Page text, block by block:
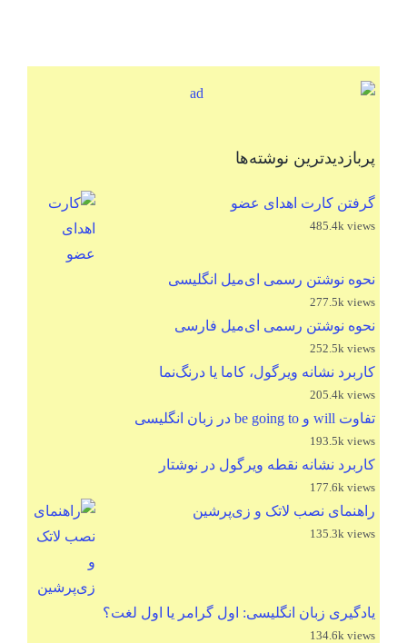
پربازدیدترین نوشته‌ها
گرفتن کارت اهدای عضو
485.4k views
نحوه نوشتن رسمی ای‌میل انگلیسی
277.5k views
نحوه نوشتن رسمی ای‌میل فارسی
252.5k views
کاربرد نشانه ویرگول، کاما یا درنگ‌نما
205.4k views
تفاوت will و be going to در زبان انگلیسی
193.5k views
کاربرد نشانه نقطه ویرگول در نوشتار
177.6k views
راهنمای نصب لاتک و زی‌پرشین
135.3k views
یادگیری زبان انگلیسی: اول گرامر یا اول لغت؟
134.6k views